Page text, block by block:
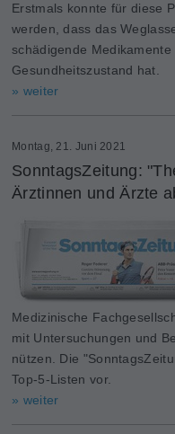
Erstmals konnte für diese
werden, dass das
schädigende
Gesundheitszustand hat.
» weiter
Montag, 21. Juni 2021
SonntagsZeitung:
Ärztinnen und Ärzte
Medizinische
mit Untersuchungen und
nützen. Die
Top-5-Listen vor.
» weiter